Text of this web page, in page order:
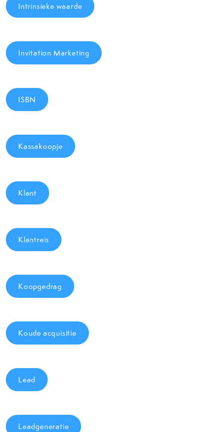
Intrinsieke waarde
Invitation Marketing
ISBN
Kassakoopje
Klant
Klantreis
Koopgedrag
Koude acquisitie
Lead
Leadgeneratie